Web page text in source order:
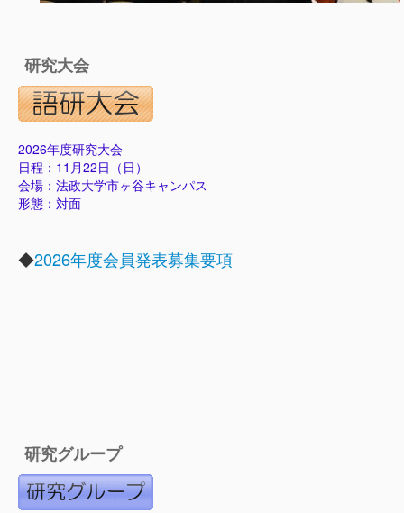
研究大会
2026年度研究大会
日程：11月22日（日）
会場：法政大学市ヶ谷キャンパス
形態：対面
◆2026年度会員発表募集要項
研究グループ